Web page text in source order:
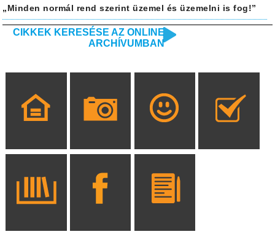
„Minden normál rend szerint üzemel és üzemelni is fog!”
CIKKEK KERESÉSE AZ ONLINE
ARCHÍVUMBAN